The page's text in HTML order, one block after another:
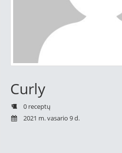
Curly
0 receptų
2021 m. vasario 9 d.